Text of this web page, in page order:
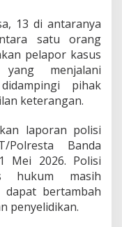
13 di antaranya
satu orang
pelapor kasus
menjalani
pihak
keterangan.
laporan polisi
Polresta Banda
Mei 2026. Polisi
hukum masih
bertambah
penyelidikan.